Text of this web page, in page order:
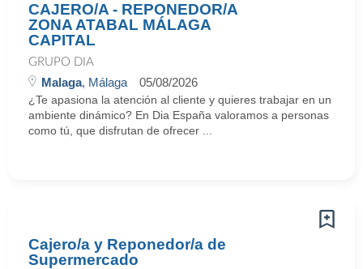
CAJERO/A - REPONEDOR/A
ZONA ATABAL MÁLAGA
CAPITAL
GRUPO DIA
Malaga, Málaga 05/08/2026
¿Te apasiona la atención al cliente y quieres trabajar en un
ambiente dinámico? En Dia España valoramos a personas
como tú, que disfrutan de ofrecer ...
Cajero/a y Reponedor/a de
Supermercado